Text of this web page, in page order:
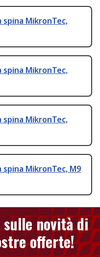
spina MikronTec,
spina MikronTec,
spina MikronTec,
MikronTec, M9
novità di
offerte!